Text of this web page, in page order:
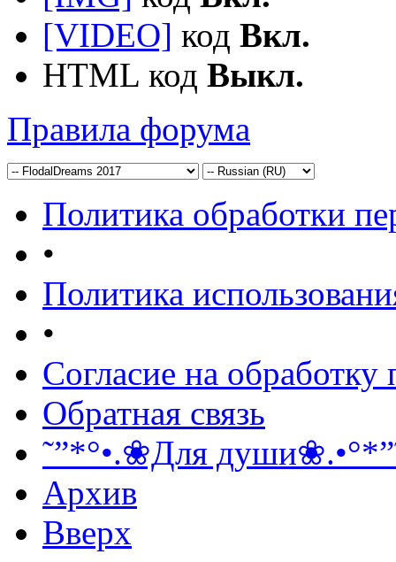
[VIDEO] код Вкл.
HTML код Выкл.
Правила форума
Политика обработки
•
Политика
•
Согласие на
Обратная связь
˜”*°•.❀Для
Архив
Вверх